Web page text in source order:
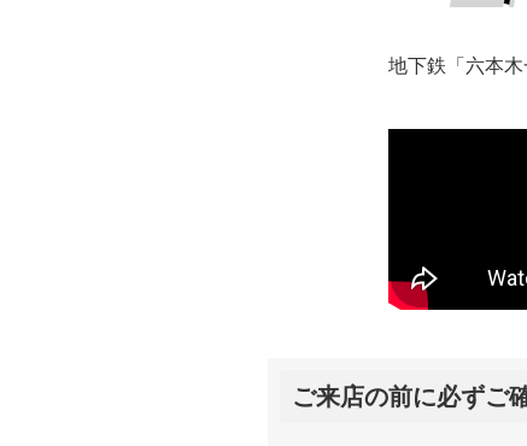
地下鉄「六本
ご来店の前に必ずご